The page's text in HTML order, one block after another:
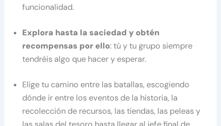
funcionalidad.
Explora hasta la saciedad y obtén
recompensas por ello: tú y tu grupo siempre
tendréis algo que hacer y esperar.
Elige tu camino entre las batallas, escogiendo
dónde ir entre los eventos de la historia, la
recolección de recursos, las tiendas, las peleas y